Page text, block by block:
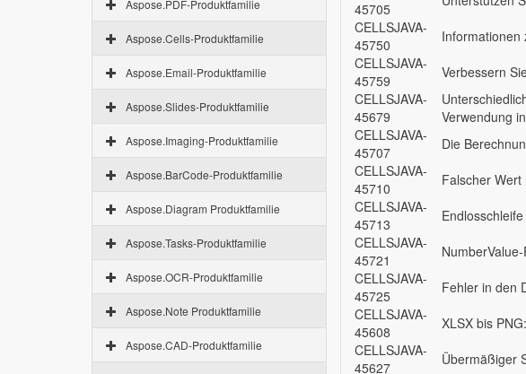
Aspose.PDF-Produktfamilie
Aspose.Cells-Produktfamilie
Aspose.Email-Produktfamilie
Aspose.Slides-Produktfamilie
Aspose.Imaging-Produktfamilie
Aspose.BarCode-Produktfamilie
Aspose.Diagram Produktfamilie
Aspose.Tasks-Produktfamilie
Aspose.OCR-Produktfamilie
Aspose.Note Produktfamilie
Aspose.CAD-Produktfamilie
45705
CELLSJAVA-
45750
Informationen
CELLSJAVA-
45759
Verbessern
CELLSJAVA-
45679
Verwendung
CELLSJAVA-
45707
Die
CELLSJAVA-
45710
Falscher
CELLSJAVA-
45713
CELLSJAVA-
45721
CELLSJAVA-
45725
Fehler in den
CELLSJAVA-
45608
XLSX bis
CELLSJAVA-
45627
Übermäßiger